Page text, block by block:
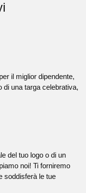
il miglior dipendente,
di una targa celebrativa,
del tuo logo o di un
noi! Ti forniremo
soddisferà le tue